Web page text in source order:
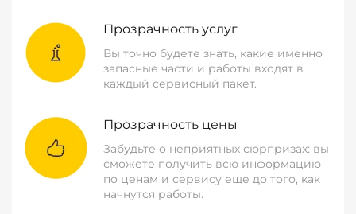
Прозрачность услуг
Вы точно будете знать, какие именно
запасные части и работы входят в
каждый сервисный пакет.
Прозрачность цены
Забудьте о неприятных сюрпризах: вы
сможете получить всю информацию
по ценам и сервису еще до того, как
начнутся работы.